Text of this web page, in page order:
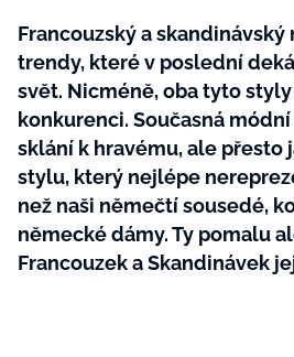
Francouzský a
trendy, které v poslední
svět. Nicméně, oba tyto
konkurenci. Současná
sklání k hravému, ale přesto
stylu, který nejlépe
než naši němečtí sousedé,
německé dámy. Ty pomalu
Francouzek a Skandinávek